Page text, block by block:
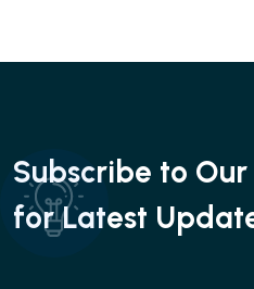
Subscribe to
for Latest